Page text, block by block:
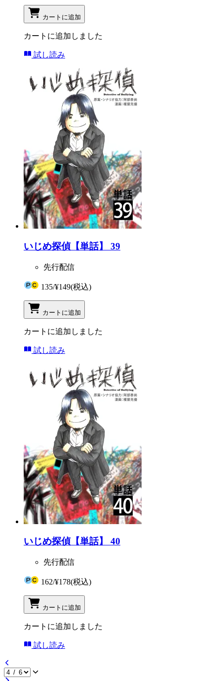
カートに追加
カートに追加しました
試し読み
いじめ探偵【単話】 39
先行配信
135/¥149(税込)
カートに追加
カートに追加しました
試し読み
いじめ探偵【単話】 40
先行配信
162/¥178(税込)
カートに追加
カートに追加しました
試し読み